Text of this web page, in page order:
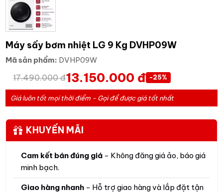
Máy sấy bơm nhiệt LG 9 Kg DVHP09W
Mã sản phẩm: DVHP09W
17.490.000 đ13.150.000 đ -25%
Giá luôn tốt mọi thời điểm - Gọi để được giá tốt nhất
KHUYẾN MÃI
Cam kết bán đúng giá - Không đăng giá ảo, báo giá
minh bạch.
Giao hàng nhanh - Hỗ trợ giao hàng và lắp đặt tận